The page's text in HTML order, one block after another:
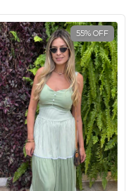
55% OFF